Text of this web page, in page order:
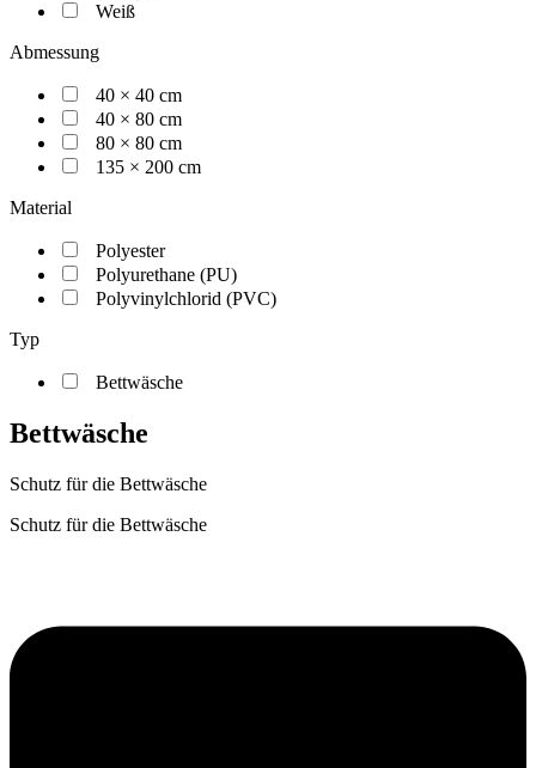
Weiß
Abmessung
40 × 40 cm
40 × 80 cm
80 × 80 cm
135 × 200 cm
Material
Polyester
Polyurethane (PU)
Polyvinylchlorid (PVC)
Typ
Bettwäsche
Bettwäsche
Schutz für die Bettwäsche
Schutz für die Bettwäsche